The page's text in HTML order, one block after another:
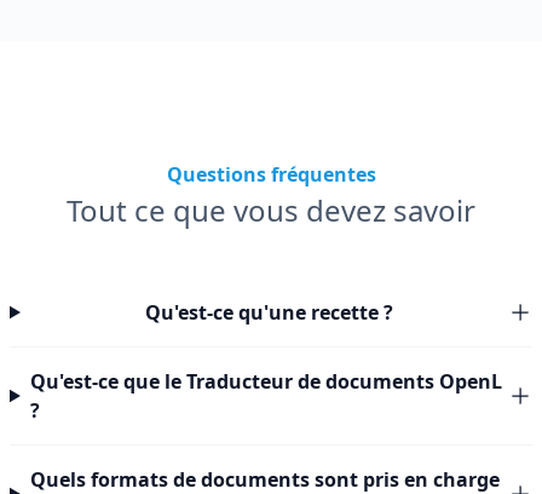
Questions fréquentes
Tout ce que vous devez savoir
Qu'est-ce qu'une recette ?
Qu'est-ce que le Traducteur de documents OpenL
?
Quels formats de documents sont pris en charge